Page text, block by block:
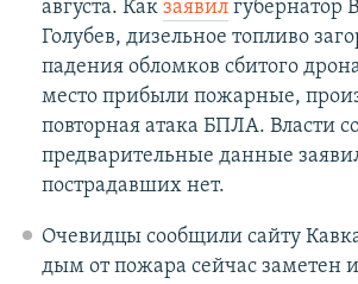
августа. Как заявилгубернатор
Голубев, дизельное топливо
падения обломков сбитого
место прибыли пожарные,
повторная атака БПЛА. Власти
предварительные данные
пострадавших нет.
Очевидцы сообщили сайту
дым от пожара сейчас заметен